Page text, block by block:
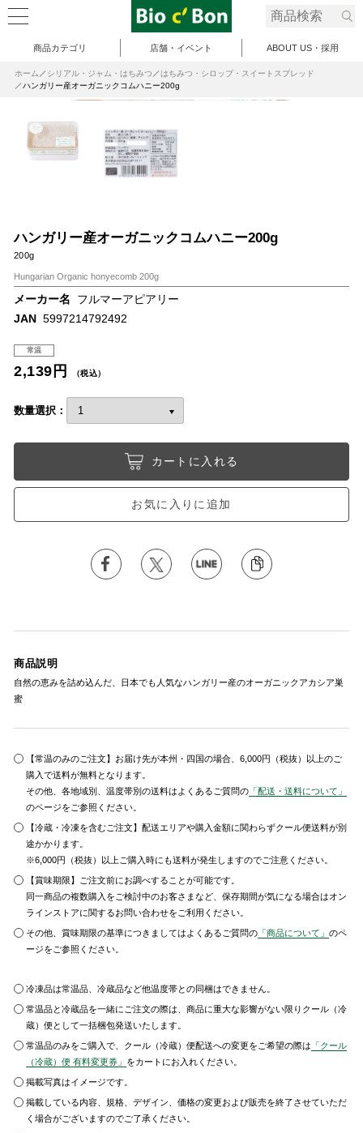
商品カテゴリ 店舗・イベント ABOUT US・採用
ホーム シリアル・ジャム・はちみつ
はちみつ・シロップ・スイートスプレッド
ハンガリー産オーガニックコムハニー200g
ハンガリー産オーガニックコムハニー200g
200g
Hungarian Organic honyecomb 200g
メーカー名
フルマーアピアリー
JAN 5997214792492
常温
2,139円 （税込）
数量選択：
カートに入れる
お気に入りに追加
商品説明
自然の恵みを詰め込んだ、日本でも人気なハンガリー産のオーガニックアカシア巣
蜜
【常温のみのご注文】お届け先が本州・四国の場合、6,000円（税抜）以上のご
購入で送料が無料となります。
その他、各地域別、温度帯別の送料はよくあるご質問の 「配送・送料について」
のページをご参照ください。
【冷蔵・冷凍を含むご注文】配送エリアや購入金額に関わらずクール便送料が別
途かかります。
※6,000円（税抜）以上ご購入時にも送料が発生しますのでご注意ください。
【賞味期限】ご注文前にお調べすることが可能です。
同一商品の複数購入をご検討中のお客さまなど、保存期間が気になる場合はオン
ラインストアに関するお問い合わせをご利用ください。
その他、賞味期限の基準につきましてはよくあるご質問の 「商品について」のペ
ージをご参照ください。
冷凍品は常温品、冷蔵品など他温度帯との同梱はできません。
常温品と冷蔵品を一緒にご注文の際は、商品に重大な影響がない限りクール（冷
蔵）便として一括梱包発送いたします。
常温品のみをご購入で、クール（冷蔵）便配送への変更をご希望の際は 「クール
（冷蔵）便 有料変更券」 をカートにお入れください。
掲載写真はイメージです。
掲載している内容、規格、デザイン、価格の変更および販売を終了させていただ
く場合がございますのでご了承ください。